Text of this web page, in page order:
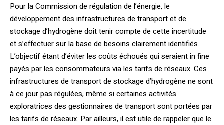
Pour la Commission de régulation de l’énergie, le
développement des infrastructures de transport et de
stockage d’hydrogène doit tenir compte de cette incertitude
et s’effectuer sur la base de besoins clairement identifiés.
L’objectif étant d’éviter les coûts échoués qui seraient in fine
payés par les consommateurs via les tarifs de réseaux. Ces
infrastructures de transport de stockage d’hydrogène ne sont
à ce jour pas régulées, même si certaines activités
exploratrices des gestionnaires de transport sont portées par
les tarifs de réseaux. Par ailleurs, il est utile de rappeler que le